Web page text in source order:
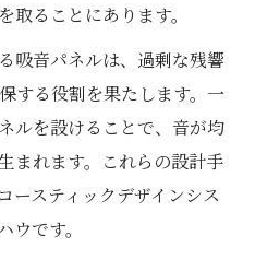
取ることにあります。
吸音パネルは、過剰な残響
する役割を果たします。一
ルを設けることで、音が均
まれます。これらの設計手
ースティックデザインシス
です。